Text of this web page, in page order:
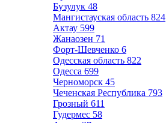
Бузулук 48
Мангистауская область 824
Актау 599
Жанаозен 71
Форт-Шевченко 6
Одесская область 822
Одесса 699
Черноморск 45
Чеченская Республика 793
Грозный 611
Гудермес 58